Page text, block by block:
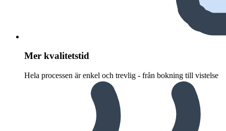
Mer kvalitetstid
Hela processen är enkel och trevlig - från bokning till vistelse